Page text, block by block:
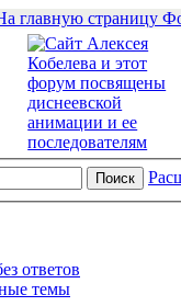
Поиск
ответов
темы